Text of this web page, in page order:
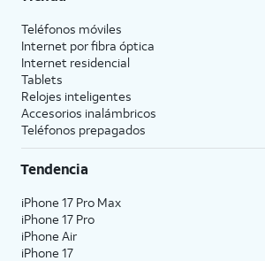
Teléfonos móviles
Internet por fibra óptica
Internet residencial
Tablets
Relojes inteligentes
Accesorios inalámbricos
Teléfonos prepagados
Tendencia
iPhone 17 Pro Max
iPhone 17 Pro
iPhone Air
iPhone 17